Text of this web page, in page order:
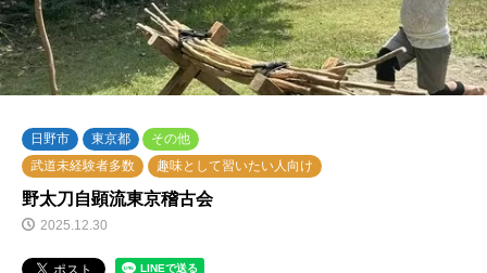
日野市 東京都
その他
武道未経験者多数
趣味として習いたい人向け
野太刀自顕流東京稽古会
2025.12.30